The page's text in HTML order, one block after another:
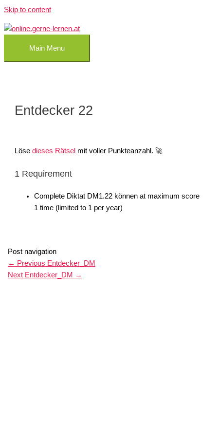
Skip to content
Main Menu
Entdecker 22
Lösedieses Rätsel mit voller Punkteanzahl. 🚀
1 Requirement
Complete Diktat DM1.22 können at maximum score
1 time (limited to 1 per year)
Post navigation
← Previous Entdecker_DM
Next Entdecker_DM
→